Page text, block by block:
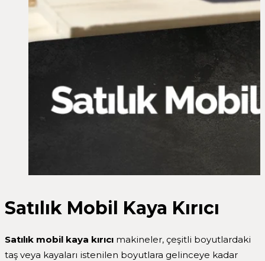
Satılık Mobil Kaya Kırıcı
Satılık mobil kaya kırıcı makineler, çeşitli boyutlardaki
taş veya kayaları istenilen boyutlara gelinceye kadar